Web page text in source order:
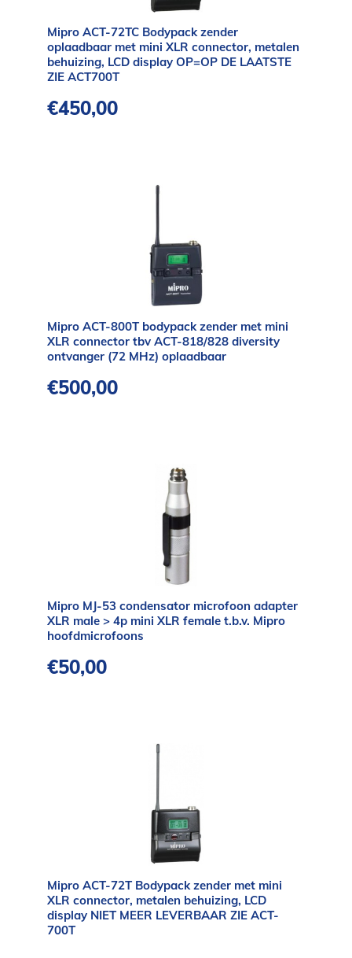
Mipro ACT-72TC Bodypack zender
oplaadbaar met mini XLR connector, metalen
behuizing, LCD display OP=OP DE LAATSTE
ZIE ACT700T
€450,00
Mipro ACT-800T bodypack zender met mini
XLR connector tbv ACT-818/828 diversity
ontvanger (72 MHz) oplaadbaar
€500,00
Mipro MJ-53 condensator microfoon adapter
XLR male > 4p mini XLR female t.b.v. Mipro
hoofdmicrofoons
€50,00
Mipro ACT-72T Bodypack zender met mini
XLR connector, metalen behuizing, LCD
display NIET MEER LEVERBAAR ZIE ACT-
700T